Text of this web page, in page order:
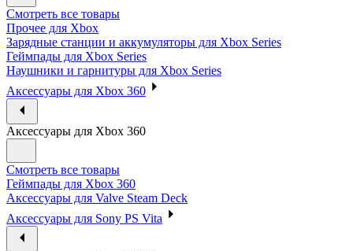
Смотреть все товары
Прочее для Xbox
Зарядные станции и аккумуляторы для Xbox Series
Геймпады для Xbox Series
Наушники и гарнитуры для Xbox Series
Аксессуары для Xbox 360
Аксессуары для Xbox 360
Смотреть все товары
Геймпады для Xbox 360
Аксессуары для Valve Steam Deck
Аксессуары для Sony PS Vita